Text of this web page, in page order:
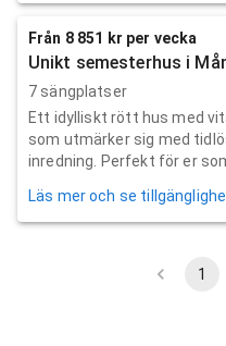
Från 8 851 kr per vecka
Unikt semesterhus i
7 sängplatser
Ett idylliskt rött hus med
som utmärker sig med
inredning. Perfekt för er som
Läs mer och se
1